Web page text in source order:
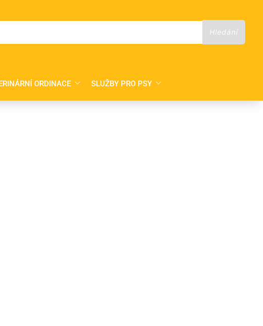
ORDINACE SLUŽBY PRO PSY